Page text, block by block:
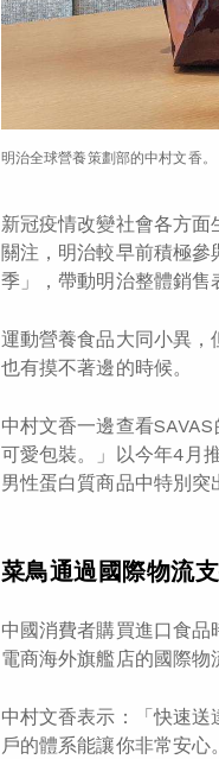
明治全球營養策劃部的中村文香。
新冠疫情改變社會各方
關注，明治較早前積極
季」，帶動明治整體銷售
運動營養食品大同小異，
也有摸不著邊的時候。
中村文香一邊查看
可愛包裝。」以今年4月
男性蛋白質商品中特別突
菜鳥通過國際物流
中國消費者購買進口食
電商海外旗艦店的國際物
中村文香表示：「快速
戶的體系能讓你非常安心